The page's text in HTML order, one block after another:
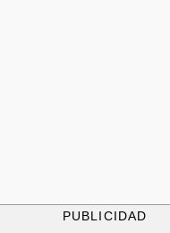
PUBLICIDAD